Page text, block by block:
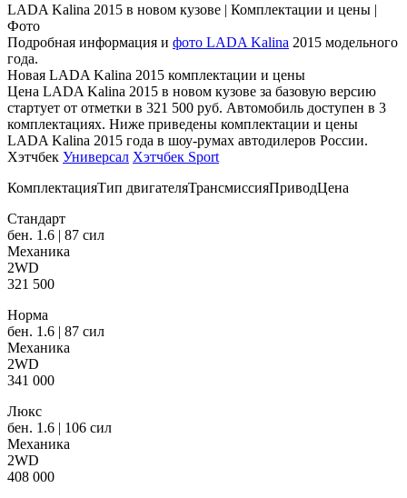
LADA Kalina 2015 в новом кузове | Комплектации и цены |
Фото
Подробная информация и фото LADA Kalina 2015 модельного
года.
Новая LADA Kalina 2015 комплектации и цены
Цена LADA Kalina 2015 в новом кузове за базовую версию
стартует от отметки в 321 500 руб. Автомобиль доступен в 3
комплектациях. Ниже приведены комплектации и цены
LADA Kalina 2015 года в шоу-румах автодилеров России.
Хэтчбек Универсал Хэтчбек Sport
КомплектацияТип двигателяТрансмиссияПриводЦена
Стандарт
бен. 1.6 | 87 сил
Механика
2WD
321 500
Норма
бен. 1.6 | 87 сил
Механика
2WD
341 000
Люкс
бен. 1.6 | 106 сил
Механика
2WD
408 000